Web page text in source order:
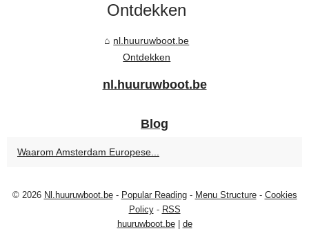
Ontdekken
nl.huuruwboot.be
Ontdekken
nl.huuruwboot.be
Blog
Waarom Amsterdam Europese...
© 2026 Nl.huuruwboot.be- Popular Reading- Menu Structure- Cookies
Policy- RSS
huuruwboot.be| de